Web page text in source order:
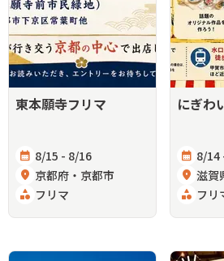
東本願寺フリマ
calendar_month 8/15 - 8/16
location_on 京都府・京都市
category フリマ
にぎわ
calendar_month 8/14
location_on 滋賀
category フリ